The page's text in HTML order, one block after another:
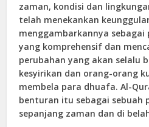
zaman, kondisi dan
telah menekankan
menggambarkannya
yang komprehensif dan
perubahan yang akan selalu
kesyirikan dan orang-orang
membela para dhuafa. Al-
benturan itu sebagai sebuah
sepanjang zaman dan di